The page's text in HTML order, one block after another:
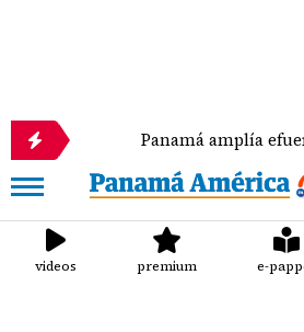
Panamá amplía
videos premium e-